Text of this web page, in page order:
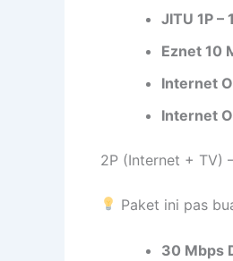
JITU 1P –
Eznet 10
Internet
Internet
2P (Internet + TV)
Paket ini pas
30 Mbps